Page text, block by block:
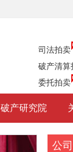
司法拍卖
破产清算
委托拍卖
破产研究院
公